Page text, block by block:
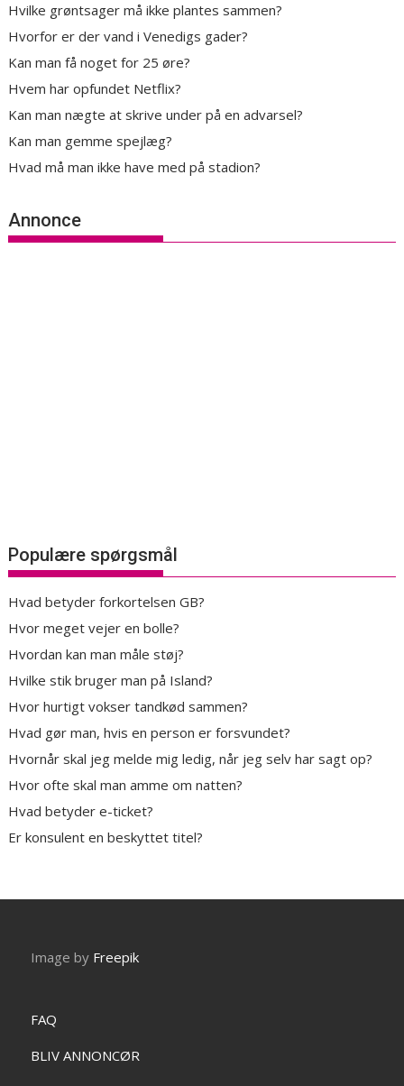
Hvilke grøntsager må ikke plantes sammen?
Hvorfor er der vand i Venedigs gader?
Kan man få noget for 25 øre?
Hvem har opfundet Netflix?
Kan man nægte at skrive under på en advarsel?
Kan man gemme spejlæg?
Hvad må man ikke have med på stadion?
Annonce
Populære spørgsmål
Hvad betyder forkortelsen GB?
Hvor meget vejer en bolle?
Hvordan kan man måle støj?
Hvilke stik bruger man på Island?
Hvor hurtigt vokser tandkød sammen?
Hvad gør man, hvis en person er forsvundet?
Hvornår skal jeg melde mig ledig, når jeg selv har sagt op?
Hvor ofte skal man amme om natten?
Hvad betyder e-ticket?
Er konsulent en beskyttet titel?
Image by Freepik
FAQ
BLIV ANNONCØR